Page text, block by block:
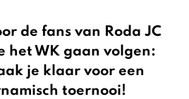
de fans van Roda JC
het WK gaan volgen:
je klaar voor een
toernooi!